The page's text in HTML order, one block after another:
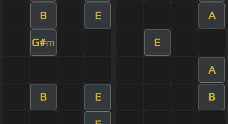
B E A
G#m E
A
B E B